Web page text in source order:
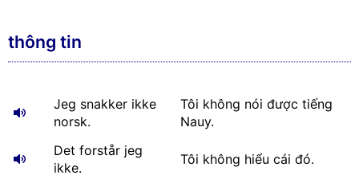
thông tin
Jeg snakker ikke
norsk.
Tôi không nói được tiếng
Nauy.
Det forstår jeg
ikke.
Tôi không hiểu cái đó.